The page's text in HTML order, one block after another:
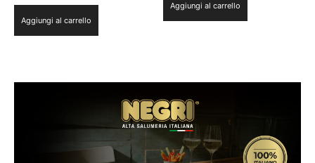
Aggiungi al carrello
Aggiungi al carrello